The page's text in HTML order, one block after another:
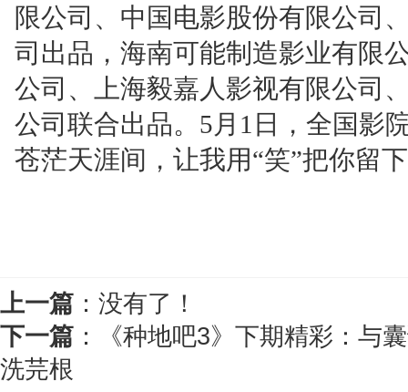
限公司、中国电影股份有限公司
司出品，海南可能制造影业有限
公司、上海毅嘉人影视有限公司
公司联合出品。5月1日，全国影
苍茫天涯间，让我用“笑”把你留
上一篇 ：没有了！
下一篇 ：
《种地吧3》下期精彩：与
洗芫根